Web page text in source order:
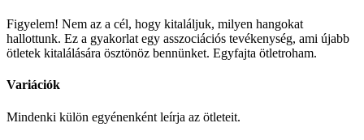
Figyelem! Nem az a cél, hogy kitaláljuk, milyen hangokat
hallottunk. Ez a gyakorlat egy asszociációs tevékenység, ami újabb
ötletek kitalálására ösztönöz bennünket. Egyfajta ötletroham.
Variációk
Mindenki külön egyénenként leírja az ötleteit.